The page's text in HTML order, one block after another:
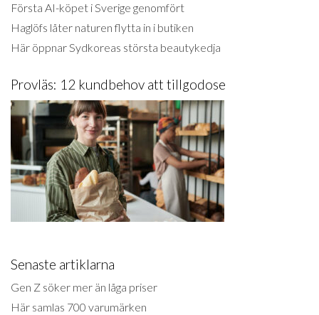
Första AI-köpet i Sverige genomfört
Haglöfs låter naturen flytta in i butiken
Här öppnar Sydkoreas största beautykedja
Provläs: 12 kundbehov att tillgodose
Senaste artiklarna
Gen Z söker mer än låga priser
Här samlas 700 varumärken